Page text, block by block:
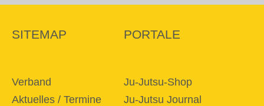
SITEMAP
Verband
Aktuelles / Termine
PORTALE
Ju-Jutsu-Shop
Ju-Jutsu Journal